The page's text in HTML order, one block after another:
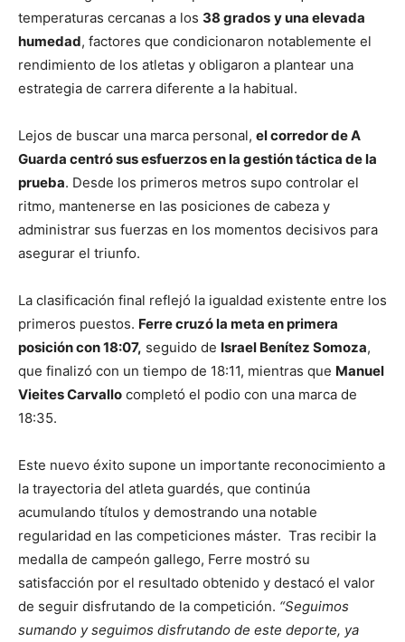
temperaturas cercanas a los 38 grados y una elevada
humedad, factores que condicionaron notablemente el
rendimiento de los atletas y obligaron a plantear una
estrategia de carrera diferente a la habitual.
Lejos de buscar una marca personal, el corredor de A
Guarda centró sus esfuerzos en la gestión táctica de la
prueba. Desde los primeros metros supo controlar el
ritmo, mantenerse en las posiciones de cabeza y
administrar sus fuerzas en los momentos decisivos para
asegurar el triunfo.
La clasificación final reflejó la igualdad existente entre los
primeros puestos. Ferre cruzó la meta en primera
posición con 18:07, seguido de Israel Benítez Somoza,
que finalizó con un tiempo de 18:11, mientras que Manuel
Vieites Carvallo completó el podio con una marca de
18:35.
Este nuevo éxito supone un importante reconocimiento a
la trayectoria del atleta guardés, que continúa
acumulando títulos y demostrando una notable
regularidad en las competiciones máster. Tras recibir la
medalla de campeón gallego, Ferre mostró su
satisfacción por el resultado obtenido y destacó el valor
de seguir disfrutando de la competición. “Seguimos
sumando y seguimos disfrutando de este deporte, ya